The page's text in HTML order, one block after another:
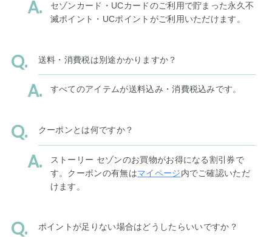
セゾンカード・UCカードのご利用で貯まった永久不
滅ポイント・UCポイントがご利用いただけます。
送料・消費税は別途かかりますか？
すべてのアイテムが送料込み・消費税込みです。
クーポンとは何ですか？
ストーリー セゾンのお買物がお得になる割引券で
す。クーポンの有無はマイページ内でご確認いただ
けます。
ポイントが足りない場合はどうしたらいいですか？